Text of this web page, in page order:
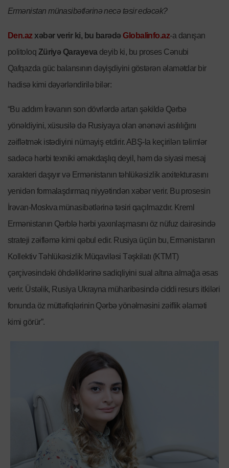
Ermənistan münasibətlərinə necə təsir edəcək?
Den.az xəbər verir ki, bu barədəGlobalinfo.az-a danışan
politoloq Züriyə Qarayevadeyib ki, bu proses Cənubi
Qafqazda güc balansının dəyişdiyini göstərən əlamətdar bir
hadisə kimi dəyərləndirilə bilər:
“Bu addım İrəvanın son dövrlərdə artan şəkildə Qərbə
yönəldiyini, xüsusilə də Rusiyaya olan ənənəvi asılılığını
zəiflətmək istədiyini nümayiş etdirir. ABŞ-la keçirilən təlimlər
sadəcə hərbi texniki əməkdaşlıq deyil, həm də siyasi mesaj
xarakteri daşıyır və Ermənistanın təhlükəsizlik arxitekturasını
yenidən formalaşdırmaq niyyətindən xəbər verir. Bu prosesin
İrəvan-Moskva münasibətlərinə təsiri qaçılmazdır. Kreml
Ermənistanın Qərblə hərbi yaxınlaşmasını öz nüfuz dairəsində
strateji zəifləmə kimi qəbul edir. Rusiya üçün bu, Ermənistanın
Kollektiv Təhlükəsizlik Müqaviləsi Təşkilatı (KTMT)
çərçivəsindəki öhdəliklərinə sadiqliyini sual altına almağa əsas
verir. Üstəlik, Rusiya Ukrayna müharibəsində ciddi resurs itkiləri
fonunda öz müttəfiqlərinin Qərbə yönəlməsini zəiflik əlaməti
kimi görür”.